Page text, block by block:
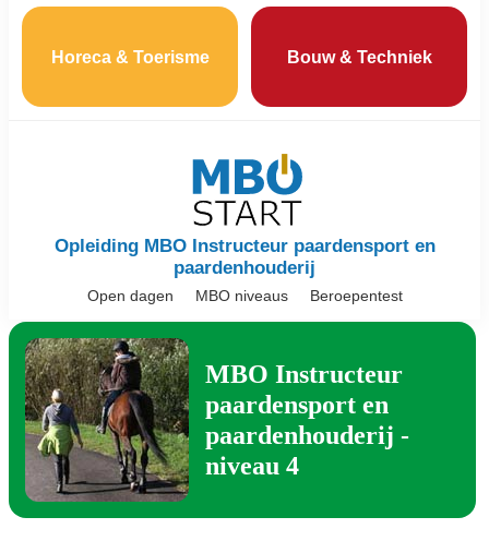
Horeca & Toerisme Bouw & Techniek
Opleiding MBO Instructeur paardensport en
paardenhouderij
Open dagen MBO niveaus Beroepentest
MBO Instructeur
paardensport en
paardenhouderij -
niveau 4